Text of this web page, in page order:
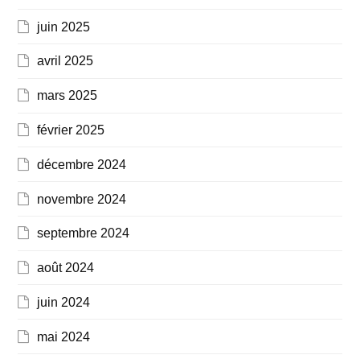
juin 2025
avril 2025
mars 2025
février 2025
décembre 2024
novembre 2024
septembre 2024
août 2024
juin 2024
mai 2024